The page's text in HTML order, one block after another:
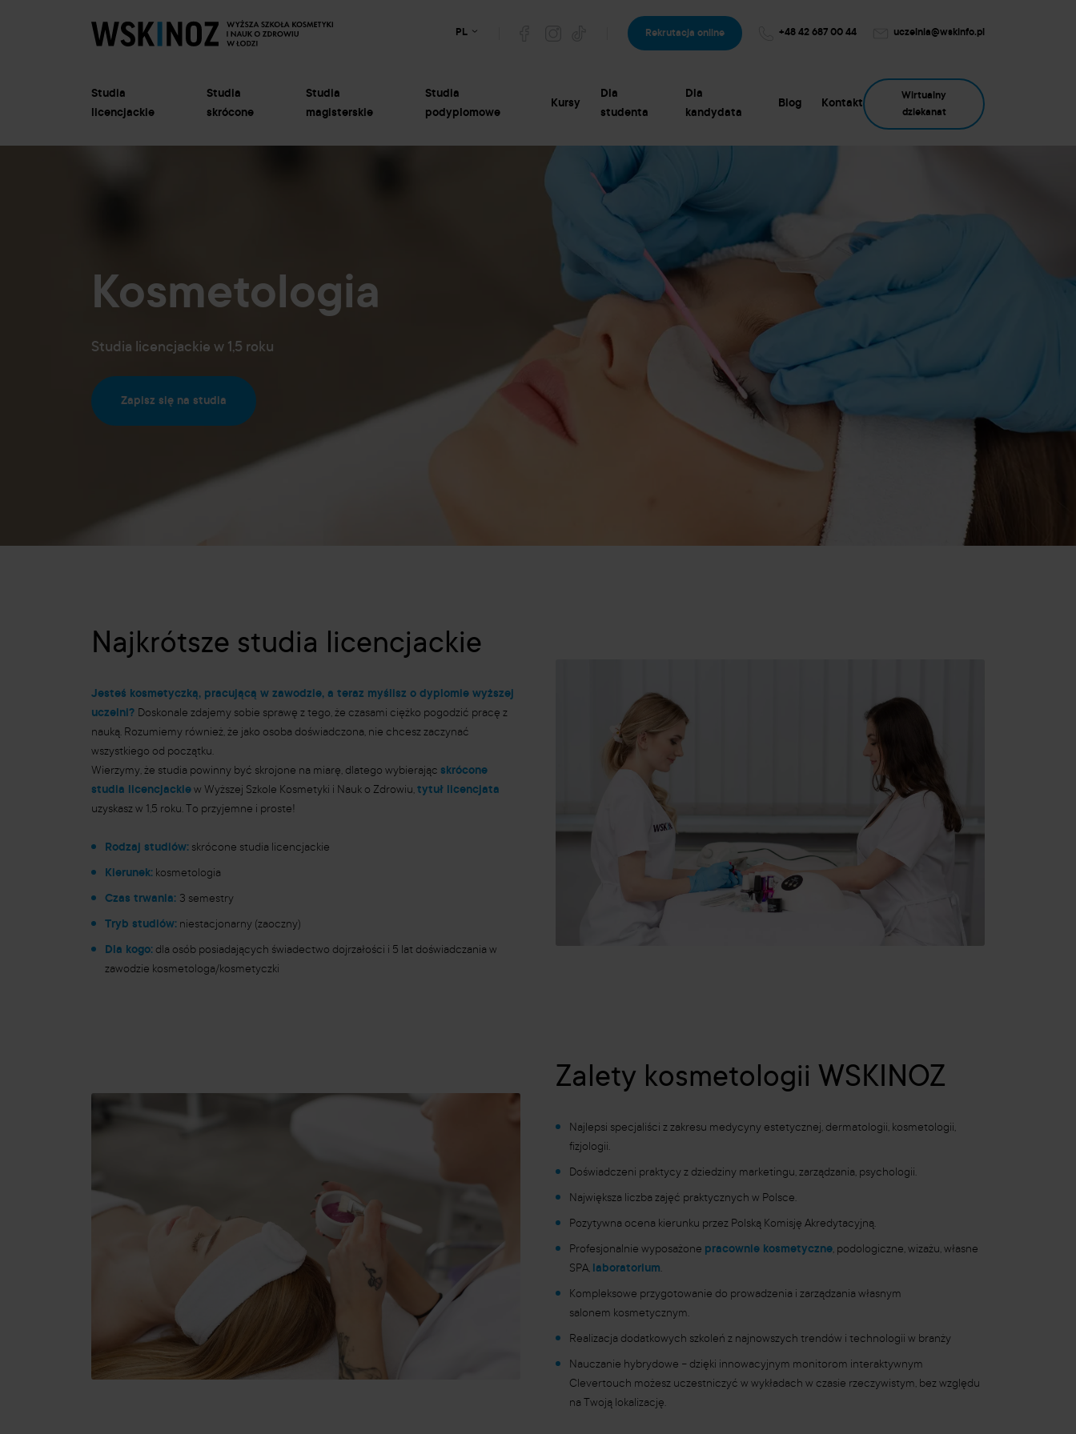
PL Rekrutacja online +48 42 687 00 44 uczelnia@wskinfo.pl
Studia
licencjackie
Studia
skrócone
Studia
magisterskie
Studia
podyplomowe
Kursy
Dla
studenta
Dla
kandydata
Blog Kontakt
Wirtualny
dziekanat
Kosmetologia
Studia licencjackie w 1,5 roku
Zapisz się na studia
Najkrótsze studia licencjackie
Jesteś kosmetyczką, pracującą w zawodzie, a teraz myślisz o dyplomie wyższej
uczelni? Doskonale zdajemy sobie sprawę z tego, że czasami ciężko pogodzić pracę z
nauką. Rozumiemy również, że jako osoba doświadczona, nie chcesz zaczynać
wszystkiego od początku.
Wierzymy, że studia powinny być skrojone na miarę, dlatego wybierając skrócone
studia licencjackiew Wyższej Szkole Kosmetyki i Nauk o Zdrowiu,tytuł licencjata
uzyskasz w 1,5 roku. To przyjemne i proste!
Rodzaj studiów: skrócone studia licencjackie
Kierunek: kosmetologia
Czas trwania: 3 semestry
Tryb studiów: niestacjonarny (zaoczny)
Dla kogo: dla osób posiadających świadectwo dojrzałości i 5 lat doświadczania w
zawodzie kosmetologa/kosmetyczki
Zalety kosmetologii WSKINOZ
Najlepsi specjaliści z zakresu medycyny estetycznej, dermatologii, kosmetologii,
fizjologii.
Doświadczeni praktycy z dziedziny marketingu, zarządzania, psychologii.
Największa liczba zajęć praktycznych w Polsce.
Pozytywna ocena kierunku przez Polską Komisję Akredytacyjną.
Profesjonalnie wyposażone pracownie kosmetyczne, podologiczne, wizażu, własne
SPA, laboratorium.
Kompleksowe przygotowanie do prowadzenia i zarządzania własnym
salonem kosmetycznym.
Realizacja dodatkowych szkoleń z najnowszych trendów i technologii w branży
Nauczanie hybrydowe – dzięki innowacyjnym monitorom interaktywnym
Clevertouch możesz uczestniczyć w wykładach w czasie rzeczywistym, bez względu
na Twoją lokalizację.